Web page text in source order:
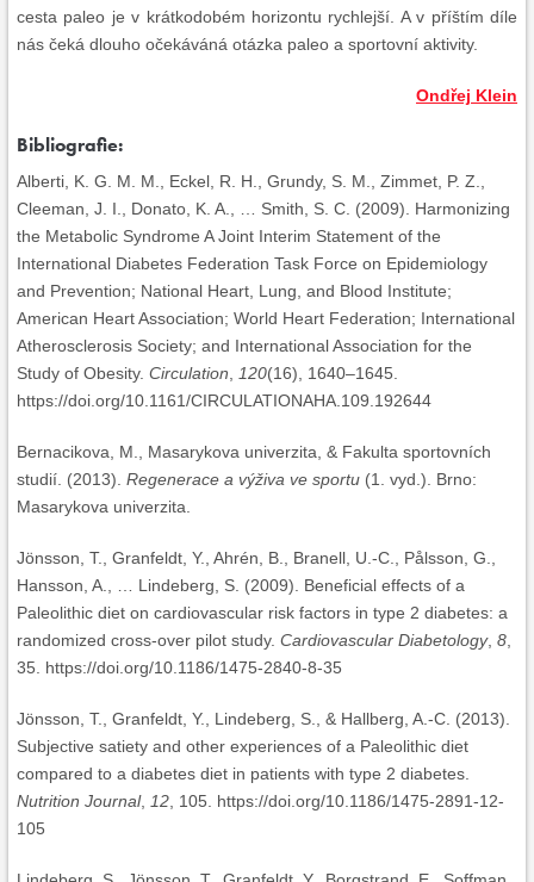
cesta paleo je v krátkodobém horizontu rychlejší. A v příštím díle
nás čeká dlouho očekáváná otázka paleo a sportovní aktivity.
Ondřej Klein
Bibliografie:
Alberti, K. G. M. M., Eckel, R. H., Grundy, S. M., Zimmet, P. Z.,
Cleeman, J. I., Donato, K. A., … Smith, S. C. (2009). Harmonizing
the Metabolic Syndrome A Joint Interim Statement of the
International Diabetes Federation Task Force on Epidemiology
and Prevention; National Heart, Lung, and Blood Institute;
American Heart Association; World Heart Federation; International
Atherosclerosis Society; and International Association for the
Study of Obesity. Circulation 120(16), 1640–1645.
https://doi.org/10.1161/CIRCULATIONAHA.109.192644
Bernacikova, M., Masarykova univerzita, & Fakulta sportovních
studií. (2013). Regenerace a výživa ve sportu (1. vyd.). Brno:
Masarykova univerzita.
Jönsson, T., Granfeldt, Y., Ahrén, B., Branell, U.-C., Pålsson, G.,
Hansson, A., … Lindeberg, S. (2009). Beneficial effects of a
Paleolithic diet on cardiovascular risk factors in type 2 diabetes: a
randomized cross-over pilot study. Cardiovascular Diabetology, 8
35. https://doi.org/10.1186/1475-2840-8-35
Jönsson, T., Granfeldt, Y., Lindeberg, S., & Hallberg, A.-C. (2013).
Subjective satiety and other experiences of a Paleolithic diet
compared to a diabetes diet in patients with type 2 diabetes.
Nutrition Journal, 12 , 105. https://doi.org/10.1186/1475-2891-12-
105